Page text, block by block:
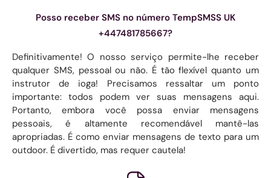
Posso receber SMS no número TempSMSS UK
+447481785667?
Definitivamente! O nosso serviço permite-lhe receber
qualquer SMS, pessoal ou não. É tão flexível quanto um
instrutor de ioga! Precisamos ressaltar um ponto
importante: todos podem ver suas mensagens aqui.
Portanto, embora você possa enviar mensagens
pessoais, é altamente recomendável mantê-las
apropriadas. É como enviar mensagens de texto para um
outdoor. É divertido, mas requer cautela!